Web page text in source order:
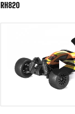
RH820